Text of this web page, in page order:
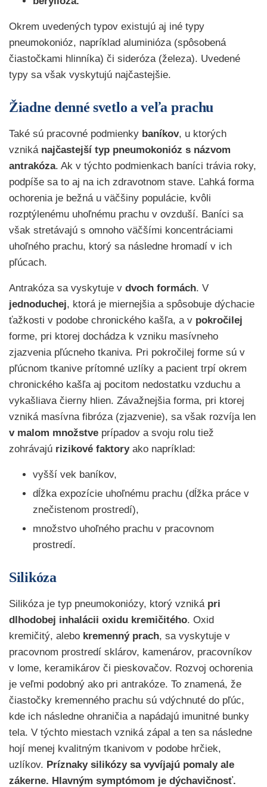
Okrem uvedených typov existujú aj iné typy
pneumokonióz, napríklad aluminióza (spôsobená
čiastočkami hlinníka) či sideróza (železa). Uvedené
typy sa však vyskytujú najčastejšie.
Žiadne denné svetlo a veľa prachu
Také sú pracovné podmienky baníkov, u ktorých
vzniká najčastejší typ pneumokonióz s názvom
antrakóza. Ak v týchto podmienkach baníci trávia roky,
podpíše sa to aj na ich zdravotnom stave. Ľahká forma
ochorenia je bežná u väčšiny populácie, kvôli
rozptýlenému uhoľnému prachu v ovzduší. Baníci sa
však stretávajú s omnoho väčšími koncentráciami
uhoľného prachu, ktorý sa následne hromadí v ich
pľúcach.
Antrakóza sa vyskytuje v dvoch formách. V
jednoduchej, ktorá je miernejšia a spôsobuje dýchacie
ťažkosti v podobe chronického kašľa, a v pokročilej
forme, pri ktorej dochádza k vzniku masívneho
zjazvenia pľúcneho tkaniva. Pri pokročilej forme sú v
pľúcnom tkanive prítomné uzlíky a pacient trpí okrem
chronického kašľa aj pocitom nedostatku vzduchu a
vykašliava čierny hlien. Závažnejšia forma, pri ktorej
vzniká masívna fibróza (zjazvenie), sa však rozvíja len
v malom množstve prípadov a svoju rolu tiež
zohrávajú rizikové faktoryako napríklad:
vyšší vek baníkov,
dĺžka expozície uhoľnému prachu (dĺžka práce v
znečistenom prostredí),
množstvo uhoľného prachu v pracovnom
prostredí.
Silikóza
Silikóza je typ pneumokoniózy, ktorý vzniká pri
dlhodobej inhalácii oxidu kremičitého. Oxid
kremičitý, alebo kremenný prach, sa vyskytuje v
pracovnom prostredí sklárov, kamenárov, pracovníkov
v lome, keramikárov či pieskovačov. Rozvoj ochorenia
je veľmi podobný ako pri antrakóze. To znamená, že
čiastočky kremenného prachu sú vdýchnuté do pľúc,
kde ich následne ohraničia a napádajú imunitné bunky
tela. V týchto miestach vzniká zápal a ten sa následne
hojí menej kvalitným tkanivom v podobe hrčiek,
uzlíkov. Príznaky silikózy sa vyvíjajú pomaly ale
zákerne. Hlavným symptómom je dýchavičnosť.